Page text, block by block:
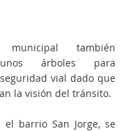
también
árboles para
vial dado que
la visión del tránsito.
barrio San Jorge, se